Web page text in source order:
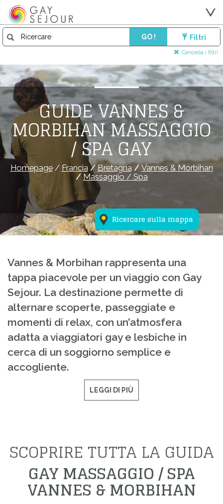
GO ! Filtri
Cancella i filtri
Ricercare sulla mappa
GUIDE VANNES &
MORBIHAN MASSAGGIO
/ SPA GAY
Homepage/ Francia/ Bretagna/ Vannes & Morbihan
/ Massaggio / Spa
Vannes & Morbihan rappresenta una
tappa piacevole per un viaggio con Gay
Sejour. La destinazione permette di
alternare scoperte, passeggiate e
momenti di relax, con un’atmosfera
adatta a viaggiatori gay e lesbiche in
cerca di un soggiorno semplice e
accogliente.
LEGGI DI PIÙ
SCOPRIRE TUTTA LA GUIDA
GAY MASSAGGIO / SPA
VANNES & MORBIHAN